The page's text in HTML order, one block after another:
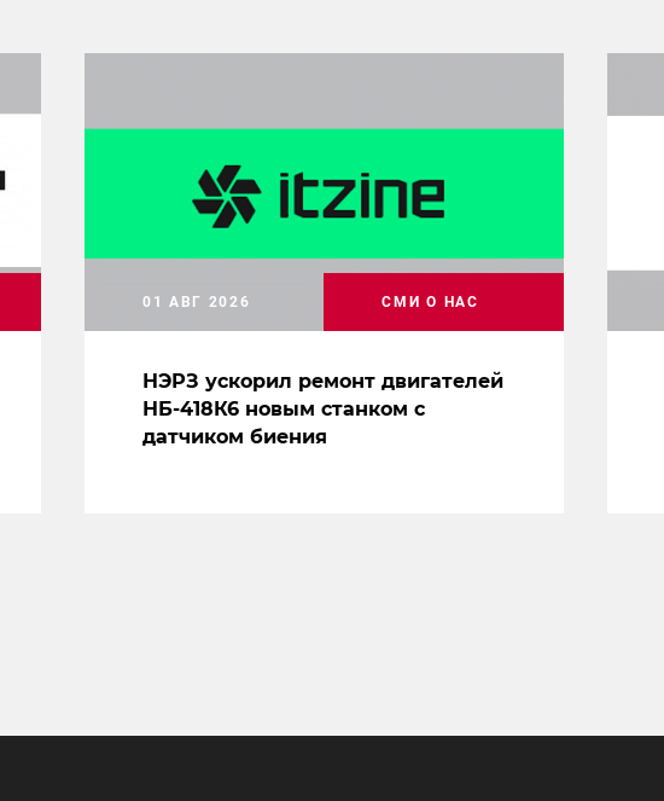
НЭРЗ ускорил ремонт двигателей
НБ-418К6 новым станком с
датчиком биения
01 АВГ 2026 СМИ О НАС